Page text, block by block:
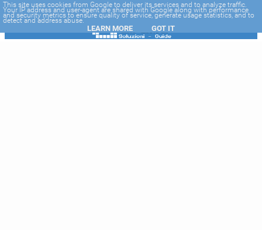
-->
This site uses cookies from Google to deliver its services and to analyze traffic.
Your IP address and user-agent are shared with Google along with performance
and security metrics to ensure quality of service, generate usage statistics, and to
detect and address abuse.
LEARN MORE GOT IT